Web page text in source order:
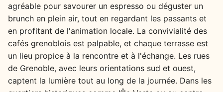
agréable pour savourer un espresso ou déguster un
brunch en plein air, tout en regardant les passants et
en profitant de l'animation locale. La convivialité des
cafés grenoblois est palpable, et chaque terrasse est
un lieu propice à la rencontre et à l'échange. Les rues
de Grenoble, avec leurs orientations sud et ouest,
captent la lumière tout au long de la journée. Dans les